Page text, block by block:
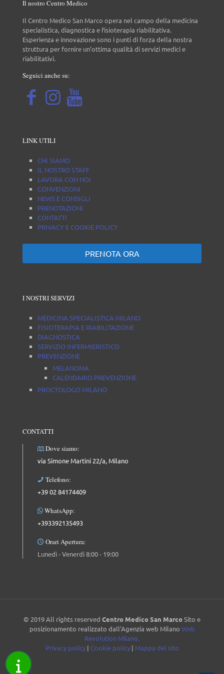
Il nostro Centro Medico
Il Centro Medico San Marco opera nel campo della medicina
specialistica, diagnostica e fisioterapia riabilitativa.
Esperienza e innovazione sono i punti di forza della nostra
struttura per fornire un’ottima qualità di servizi medici e
riabilitativi.
Seguici anche su:
LINK UTILI
CHI SIAMO
IL NOSTRO STAFF
LAVORA CON NOI
CONVENZIONI
NEWS E CONSIGLI
PRENOTAZIONI
CONTATTI
PRIVACY E COOKIE POLICY
PRENOTA ORA
I NOSTRI SERVIZI
MEDICINA SPECIALISTICA MILANO
FISIOTERAPIA E RIABILITAZIONE
DIAGNOSTICA
SERVIZIO INFERMIERISTICO
PREVENZIONE
MELANOMA
CALENDARIO PREVENZIONE
PROCTOLOGO MILANO
CONTATTI
Dove siamo:
via Simone Martini 22/a, Milano
Telefono:
+39 02 84174409
WhatsApp:
+393392135493
Orari Apertura:
Lunedì - Venerdì 8:00 - 19:00
© 2019 All rights reserved Centro Medico San MarcoSito e
posizionamento realizzato dall'Agenzia web Milano Web
Revolution Milano.
Privacy policy| Cookie policy| Mappa del sito